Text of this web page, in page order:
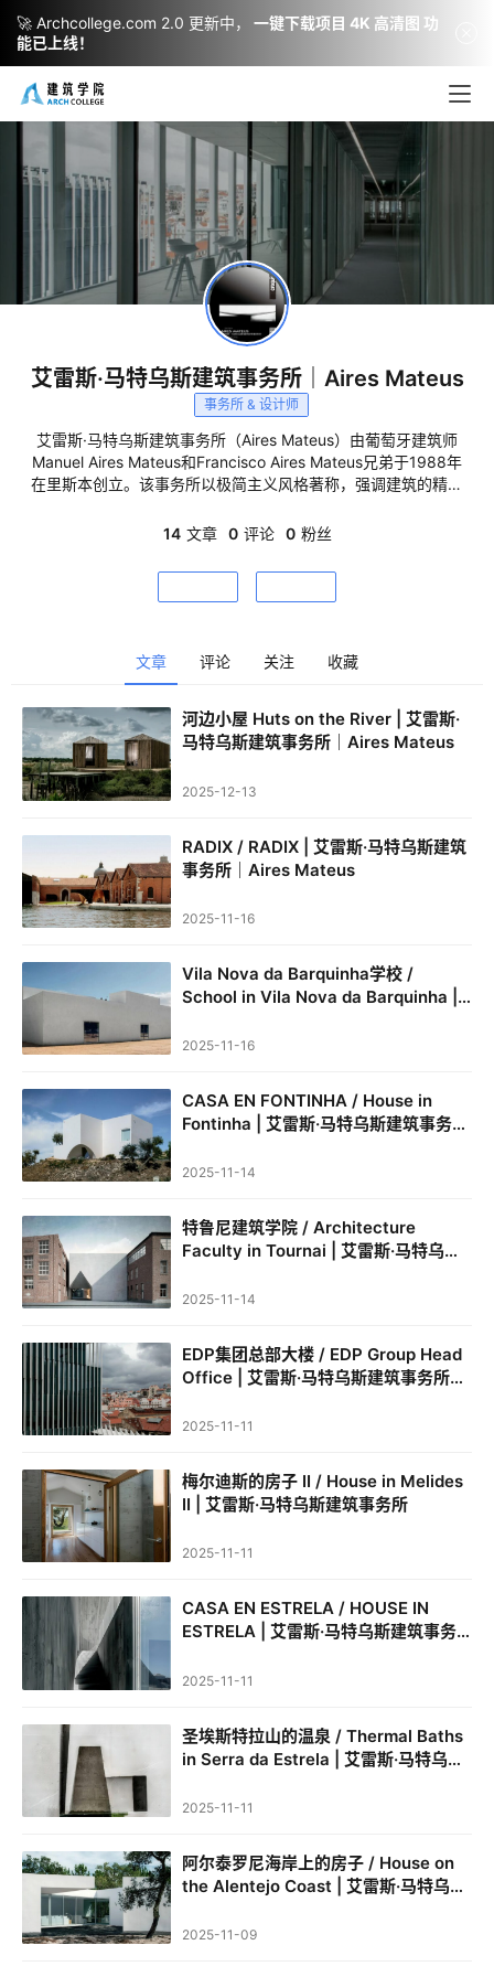
筑
设
计
内
设
计
城
市
景
观
建
筑
专
教
极
速
工
流
注册
艾雷斯·马特乌斯建筑事务所｜Aires Mateus
事务所 & 设计师
艾雷斯·马特乌斯建筑事务所（Aires Mateus）由葡萄牙建筑师
Manuel Aires Mateus和Francisco Aires Mateus兄弟于1988年
在里斯本创立。该事务所以极简主义风格著称，强调建筑的精神
式和空间平衡。其项目涵盖住宅、度假屋等，在全球获奖无数，
响力。
14 文章 0 评论 0 粉丝
文章 评论 关注 收藏
河边小屋 Huts on the River | 艾雷斯·
马特乌斯建筑事务所｜Aires Mateus
2025-12-13
RADIX / RADIX | 艾雷斯·马特乌斯建筑
事务所｜Aires Mateus
2025-11-16
Vila Nova da Barquinha学校 /
School in Vila Nova da Barquinha |
Mateus
2025-11-16
CASA EN FONTINHA / House in
Fontinha | 艾雷斯·马特乌斯建筑事务所
2025-11-14
特鲁尼建筑学院 / Architecture
Faculty in Tournai | 艾雷斯·马特乌斯
2025-11-14
EDP集团总部大楼 / EDP Group Head
Office | 艾雷斯·马特乌斯建筑事务所｜
2025-11-11
梅尔迪斯的房子 II / House in Melides
II | 艾雷斯·马特乌斯建筑事务所
2025-11-11
CASA EN ESTRELA / HOUSE IN
ESTRELA | 艾雷斯·马特乌斯建筑事务
2025-11-11
圣埃斯特拉山的温泉 / Thermal Baths
in Serra da Estrela | 艾雷斯·马特乌斯
2025-11-11
阿尔泰罗尼海岸上的房子 / House on
the Alentejo Coast | 艾雷斯·马特乌斯
2025-11-09
🚀 Archcollege.com 2.0 更新中，
一键下载项目 4K 高清图 功
能已上线！